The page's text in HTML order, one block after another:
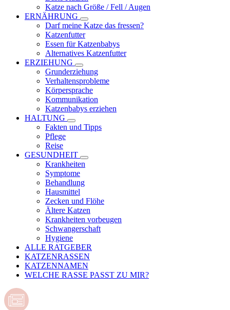
Katze nach Größe / Fell / Augen
ERNÄHRUNG
Darf meine Katze das fressen?
Katzenfutter
Essen für Katzenbabys
Alternatives Katzenfutter
ERZIEHUNG
Grunderziehung
Verhaltensprobleme
Körpersprache
Kommunikation
Katzenbabys erziehen
HALTUNG
Fakten und Tipps
Pflege
Reise
GESUNDHEIT
Krankheiten
Symptome
Behandlung
Hausmittel
Zecken und Flöhe
Ältere Katzen
Krankheiten vorbeugen
Schwangerschaft
Hygiene
ALLE RATGEBER
KATZENRASSEN
KATZENNAMEN
WELCHE RASSE PASST ZU MIR?